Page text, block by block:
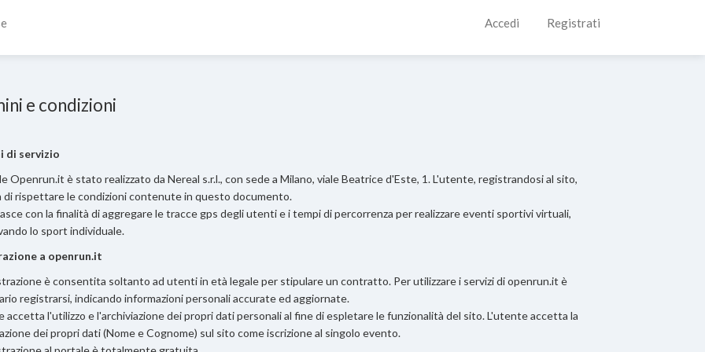
Accedi Registrati
e condizioni
di servizio
Openrun.it è stato realizzato da Nereal s.r.l., con sede a Milano, viale Beatrice d'Este, 1. L'utente, registrandosi al sito,
di rispettare le condizioni contenute in questo documento.
con la finalità di aggregare le tracce gps degli utenti e i tempi di percorrenza per realizzare eventi sportivi virtuali,
lo sport individuale.
a openrun.it
è consentita soltanto ad utenti in età legale per stipulare un contratto. Per utilizzare i servizi di openrun.it è
registrarsi, indicando informazioni personali accurate ed aggiornate.
accetta l'utilizzo e l'archiviazione dei propri dati personali al fine di espletare le funzionalità del sito. L'utente accetta la
dei propri dati (Nome e Cognome) sul sito come iscrizione al singolo evento.